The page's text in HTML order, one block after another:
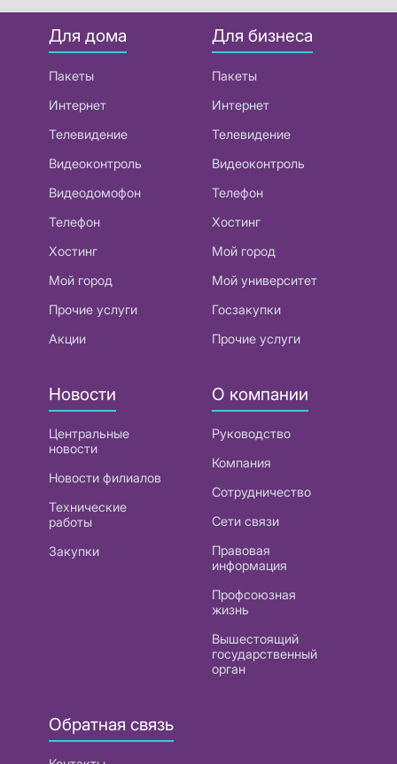
Для дома
Пакеты
Интернет
Телевидение
Видеоконтроль
Видеодомофон
Телефон
Хостинг
Мой город
Прочие услуги
Акции
Для бизнеса
Пакеты
Интернет
Телевидение
Видеоконтроль
Телефон
Хостинг
Мой город
Мой университет
Госзакупки
Прочие услуги
Новости
Центральные
новости
Новости филиалов
Технические
работы
Закупки
О компании
Руководство
Компания
Сотрудничество
Сети связи
Правовая
информация
Профсоюзная
жизнь
Вышестоящий
государственный
орган
Обратная связь